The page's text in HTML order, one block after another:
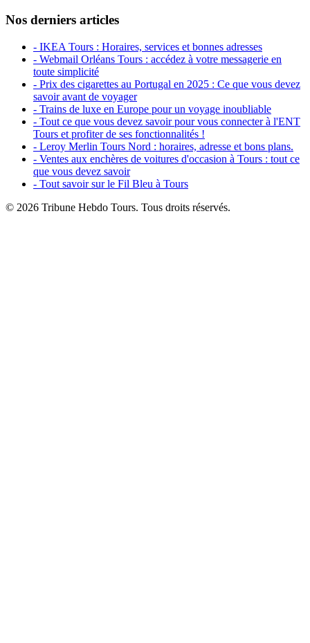
Nos derniers articles
- IKEA Tours : Horaires, services et bonnes adresses
- Webmail Orléans Tours : accédez à votre messagerie en
toute simplicité
- Prix des cigarettes au Portugal en 2025 : Ce que vous devez
savoir avant de voyager
- Trains de luxe en Europe pour un voyage inoubliable
- Tout ce que vous devez savoir pour vous connecter à l'ENT
Tours et profiter de ses fonctionnalités !
- Leroy Merlin Tours Nord : horaires, adresse et bons plans.
- Ventes aux enchères de voitures d'occasion à Tours : tout ce
que vous devez savoir
- Tout savoir sur le Fil Bleu à Tours
© 2026 Tribune Hebdo Tours. Tous droits réservés.